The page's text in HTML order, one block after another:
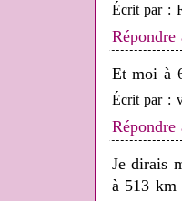
Écrit par :
Et moi à
Écrit par :
Je dirais
à 513 km